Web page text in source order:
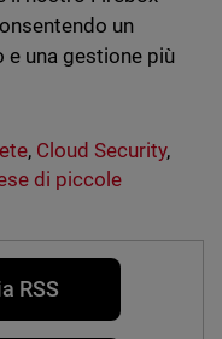
un
una gestione più
, Cloud Security,
di piccole
RSS